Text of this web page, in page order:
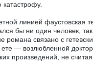
линией фаустовская
бы ни один человек, так
романа связано с
— возлюбленной
произведений, не